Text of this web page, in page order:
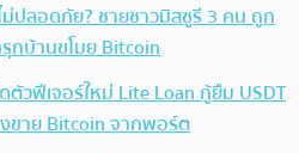
ม่ปลอดภัย? ชายชาวมิสซูรี 3 คน ถูก
กบ้านขโมย Bitcoin
ตัวฟีเจอร์ใหม่ Lite Loan กู้ยืม USDT
ขาย Bitcoin จากพอร์ต